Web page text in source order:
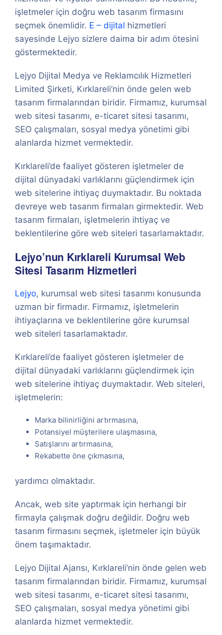
işletmeler için doğru web tasarım firmasını
seçmek önemlidir. E – dijital hizmetleri
sayesinde Lejyo sizlere daima bir adım ötesini
göstermektedir.
Lejyo Dijital Medya ve Reklamcılık Hizmetleri
Limited Şirketi, Kırklareli’nin önde gelen web
tasarım firmalarından biridir. Firmamız, kurumsal
web sitesi tasarımı, e-ticaret sitesi tasarımı,
SEO çalışmaları, sosyal medya yönetimi gibi
alanlarda hizmet vermektedir.
Kırklareli’de faaliyet gösteren işletmeler de
dijital dünyadaki varlıklarını güçlendirmek için
web sitelerine ihtiyaç duymaktadır. Bu noktada
devreye web tasarım firmaları girmektedir. Web
tasarım firmaları, işletmelerin ihtiyaç ve
beklentilerine göre web siteleri tasarlamaktadır.
Lejyo’nun Kırklareli Kurumsal Web
Sitesi Tasarım Hizmetleri
Lejyo, kurumsal web sitesi tasarımı konusunda
uzman bir firmadır. Firmamız, işletmelerin
ihtiyaçlarına ve beklentilerine göre kurumsal
web siteleri tasarlamaktadır.
Kırklareli’de faaliyet gösteren işletmeler de
dijital dünyadaki varlıklarını güçlendirmek için
web sitelerine ihtiyaç duymaktadır. Web siteleri,
işletmelerin:
Marka bilinirliğini artırmasına,
Potansiyel müşterilere ulaşmasına,
Satışlarını artırmasına,
Rekabette öne çıkmasına,
yardımcı olmaktadır.
Ancak, web site yaptırmak için herhangi bir
firmayla çalışmak doğru değildir. Doğru web
tasarım firmasını seçmek, işletmeler için büyük
önem taşımaktadır.
Lejyo Dijital Ajansı, Kırklareli’nin önde gelen web
tasarım firmalarından biridir. Firmamız, kurumsal
web sitesi tasarımı, e-ticaret sitesi tasarımı,
SEO çalışmaları, sosyal medya yönetimi gibi
alanlarda hizmet vermektedir.